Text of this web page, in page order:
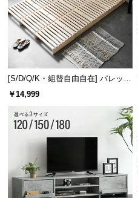
[S/D/Q/K・組替自由自在] パレット
ベッド 8/12/16枚セット
￥14,999